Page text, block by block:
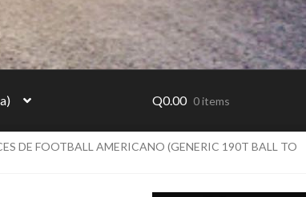
Q0.00 0 items
DE FOOTBALL AMERICANO (GENERIC 190T BALL TO